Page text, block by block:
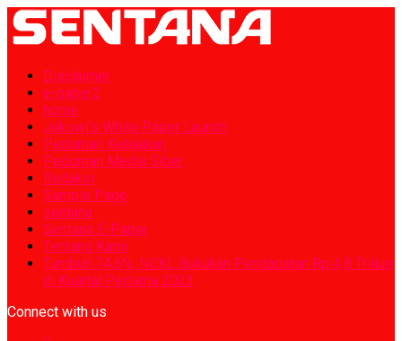
Disclaimer
e-paper2
home
Jokowi’s White Paper Launch
Pedoman Kebijakan
Pedoman Media Siber
Redaksi
Sample Page
sentana
Sentana E-Paper
Tentang Kami
Tumbuh 74,6%, NCKL Bukukan Pendapatan Rp 4,8 Triliun
di Kuartal Pertama 2023
Connect with us